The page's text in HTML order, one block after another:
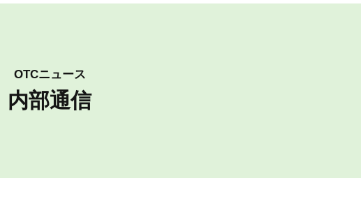
OTCニュース
内部通信